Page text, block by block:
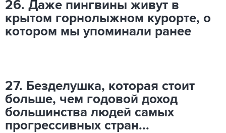
26. Даже пингвины живут в
крытом горнолыжном курорте, о
котором мы упоминали ранее
27. Безделушка, которая стоит
больше, чем годовой доход
большинства людей самых
прогрессивных стран...